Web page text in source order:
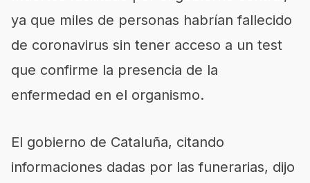
ya que miles de personas habrían fallecido
de coronavirus sin tener acceso a un test
que confirme la presencia de la
enfermedad en el organismo.
El gobierno de Cataluña, citando
informaciones dadas por las funerarias, dijo